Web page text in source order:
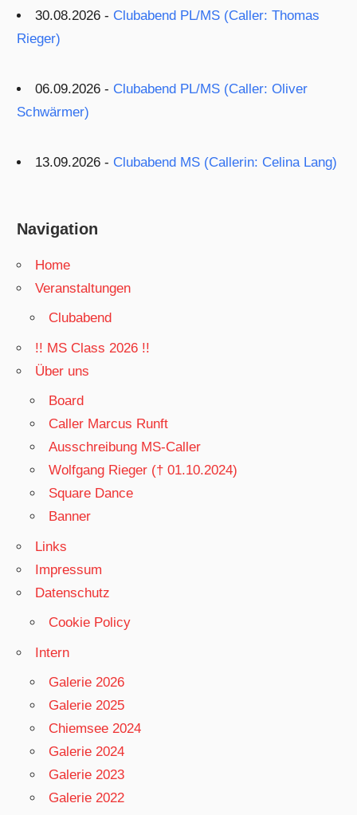
30.08.2026 - Clubabend PL/MS (Caller: Thomas
Rieger)
06.09.2026 - Clubabend PL/MS (Caller: Oliver
Schwärmer)
13.09.2026 - Clubabend MS (Callerin: Celina Lang)
Navigation
Home
Veranstaltungen
Clubabend
!! MS Class 2026 !!
Über uns
Board
Caller Marcus Runft
Ausschreibung MS-Caller
Wolfgang Rieger († 01.10.2024)
Square Dance
Banner
Links
Impressum
Datenschutz
Cookie Policy
Intern
Galerie 2026
Galerie 2025
Chiemsee 2024
Galerie 2024
Galerie 2023
Galerie 2022